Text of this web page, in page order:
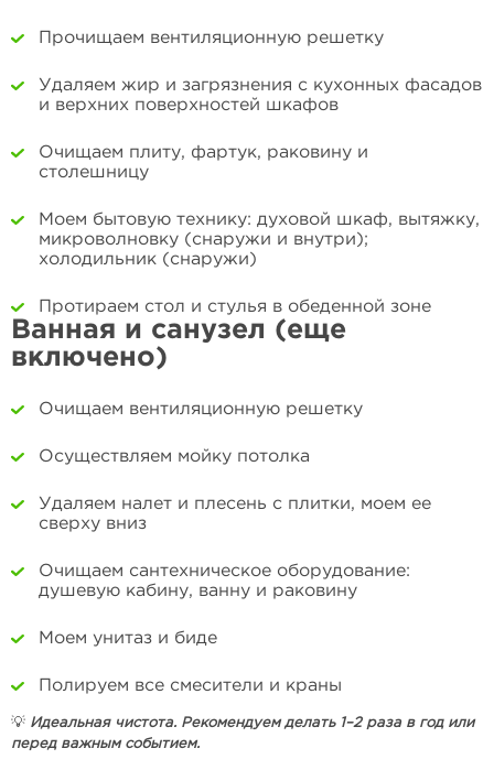
Прочищаем вентиляционную решетку
Удаляем жир и загрязнения с кухонных фасадов
и верхних поверхностей шкафов
Очищаем плиту, фартук, раковину и
столешницу
Моем бытовую технику: духовой шкаф, вытяжку,
микроволновку (снаружи и внутри);
холодильник (снаружи)
Протираем стол и стулья в обеденной зоне
Ванная и санузел (еще
включено)
Очищаем вентиляционную решетку
Осуществляем мойку потолка
Удаляем налет и плесень с плитки, моем ее
сверху вниз
Очищаем сантехническое оборудование:
душевую кабину, ванну и раковину
Моем унитаз и биде
Полируем все смесители и краны
💡 Идеальная чистота. Рекомендуем делать 1–2 раза в год или
перед важным событием.